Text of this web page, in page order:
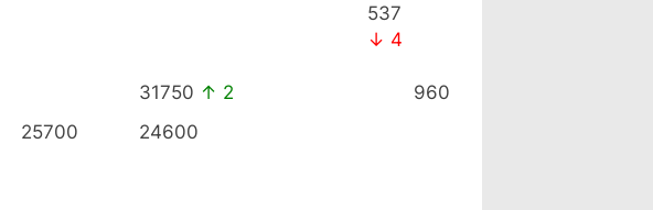
537
↓ 4
31750 ↑ 2
960
25700
24600